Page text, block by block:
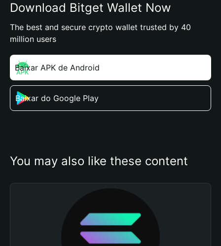
Download Bitget Wallet Now
The best and secure crypto wallet trusted by 40
million users
Baixar APK de Android
Baixar do Google Play
You may also like these content